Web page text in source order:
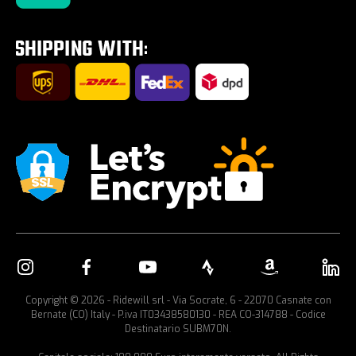
Fahrradträger fürs Auto
Copyright © 2026 - Ridewill srl - Via Socrate, 6 - 22070 Casnate con
Bernate (CO) Italy - P.iva IT03438580130 - REA CO-314788 - Codice
Destinatario SUBM70N.